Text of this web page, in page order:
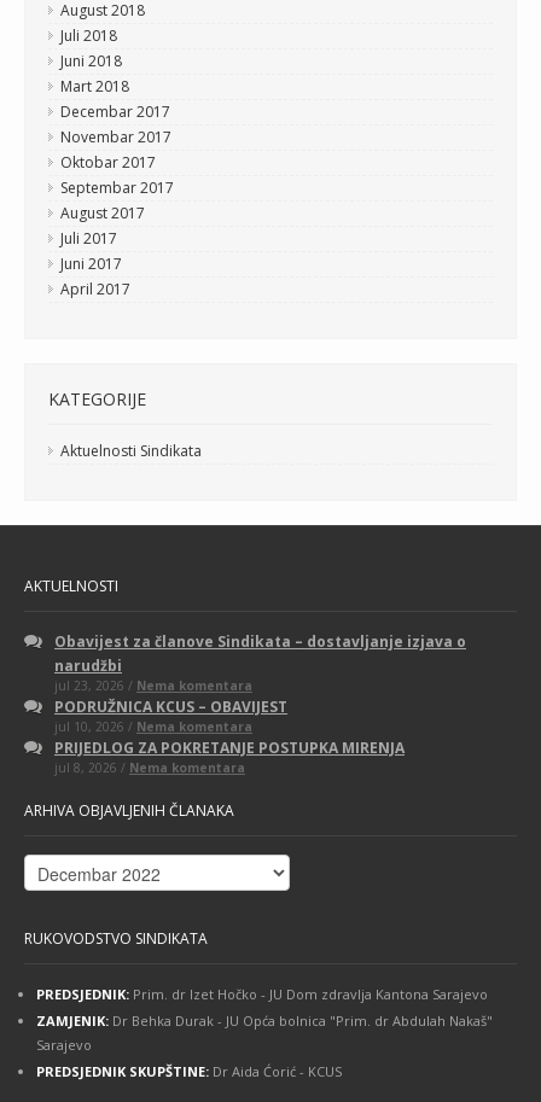
August 2018
Juli 2018
Juni 2018
Mart 2018
Decembar 2017
Novembar 2017
Oktobar 2017
Septembar 2017
August 2017
Juli 2017
Juni 2017
April 2017
KATEGORIJE
Aktuelnosti Sindikata
AKTUELNOSTI
Obavijest za članove Sindikata – dostavljanje izjava o
narudžbi
jul 23, 2026 / Nema komentara
Obavijest
za
Sindikata
–
PODRUŽNICA KCUS – OBAVIJEST
jul 10, 2026 / Nema komentara
PODRUŽNICA
KCUS
PRIJEDLOG ZA POKRETANJE POSTUPKA MIRENJA
jul 8, 2026 / Nema komentara
ARHIVA OBJAVLJENIH ČLANAKA
Arhiva
objavljenih
RUKOVODSTVO SINDIKATA
PREDSJEDNIK: Prim. dr Izet Hočko - JU Dom zdravlja Kantona Sarajevo
ZAMJENIK: Dr Behka Durak - JU Opća bolnica "Prim. dr Abdulah Nakaš"
Sarajevo
PREDSJEDNIK SKUPŠTINE: Dr Aida Ćorić - KCUS